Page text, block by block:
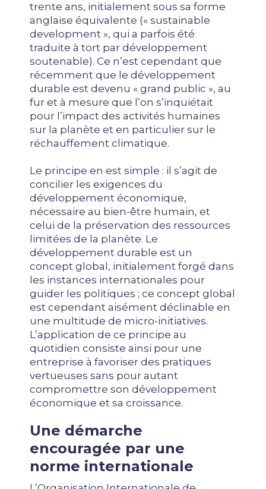
trente ans, initialement sous sa forme
anglaise équivalente (« sustainable
development », qui a parfois été
traduite à tort par développement
soutenable). Ce n’est cependant que
récemment que le développement
durable est devenu « grand public », au
fur et à mesure que l’on s’inquiétait
pour l’impact des activités humaines
sur la planète et en particulier sur le
réchauffement climatique.
Le principe en est simple : il s’agit de
concilier les exigences du
développement économique,
nécessaire au bien-être humain, et
celui de la préservation des ressources
limitées de la planète. Le
développement durable est un
concept global, initialement forgé dans
les instances internationales pour
guider les politiques ; ce concept global
est cependant aisément déclinable en
une multitude de micro-initiatives.
L’application de ce principe au
quotidien consiste ainsi pour une
entreprise à favoriser des pratiques
vertueuses sans pour autant
compromettre son développement
économique et sa croissance.
Une démarche
encouragée par une
norme internationale